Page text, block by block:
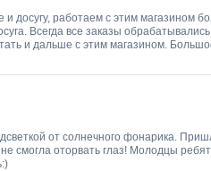
и досугу, работаем с этим магазином
Всегда все заказы
и дальше с этим магазином.
от солнечного фонарика.
смогла оторвать глаз! Молодцы